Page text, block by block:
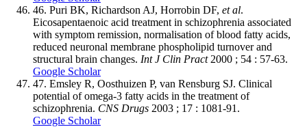
46. Puri BK, Richardson AJ, Horrobin DF, et al.
Eicosapentaenoic acid treatment in schizophrenia associated
with symptom remission, normalisation of blood fatty acids,
reduced neuronal membrane phospholipid turnover and
structural brain changes. Int J Clin Pract2000 ; 54 : 57-63.
Google Scholar
47. Emsley R, Oosthuizen P, van Rensburg SJ. Clinical
potential of omega-3 fatty acids in the treatment of
schizophrenia. CNS Drugs 2003 ; 17 : 1081-91.
Google Scholar